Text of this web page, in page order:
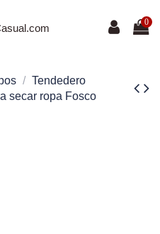
0
Tendedero
secar ropa Fosco